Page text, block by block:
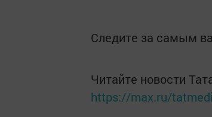
Следите за самым
Читайте новости
https://max.ru/